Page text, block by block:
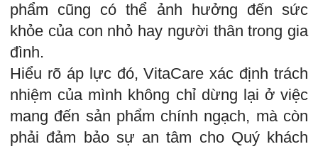
phẩm cũng có thể ảnh hưởng đến sức
khỏe của con nhỏ hay người thân trong gia
đình.
Hiểu rõ áp lực đó, VitaCare xác định trách
nhiệm của mình không chỉ dừng lại ở việc
mang đến sản phẩm chính ngạch, mà còn
phải đảm bảo sự an tâm cho Quý khách